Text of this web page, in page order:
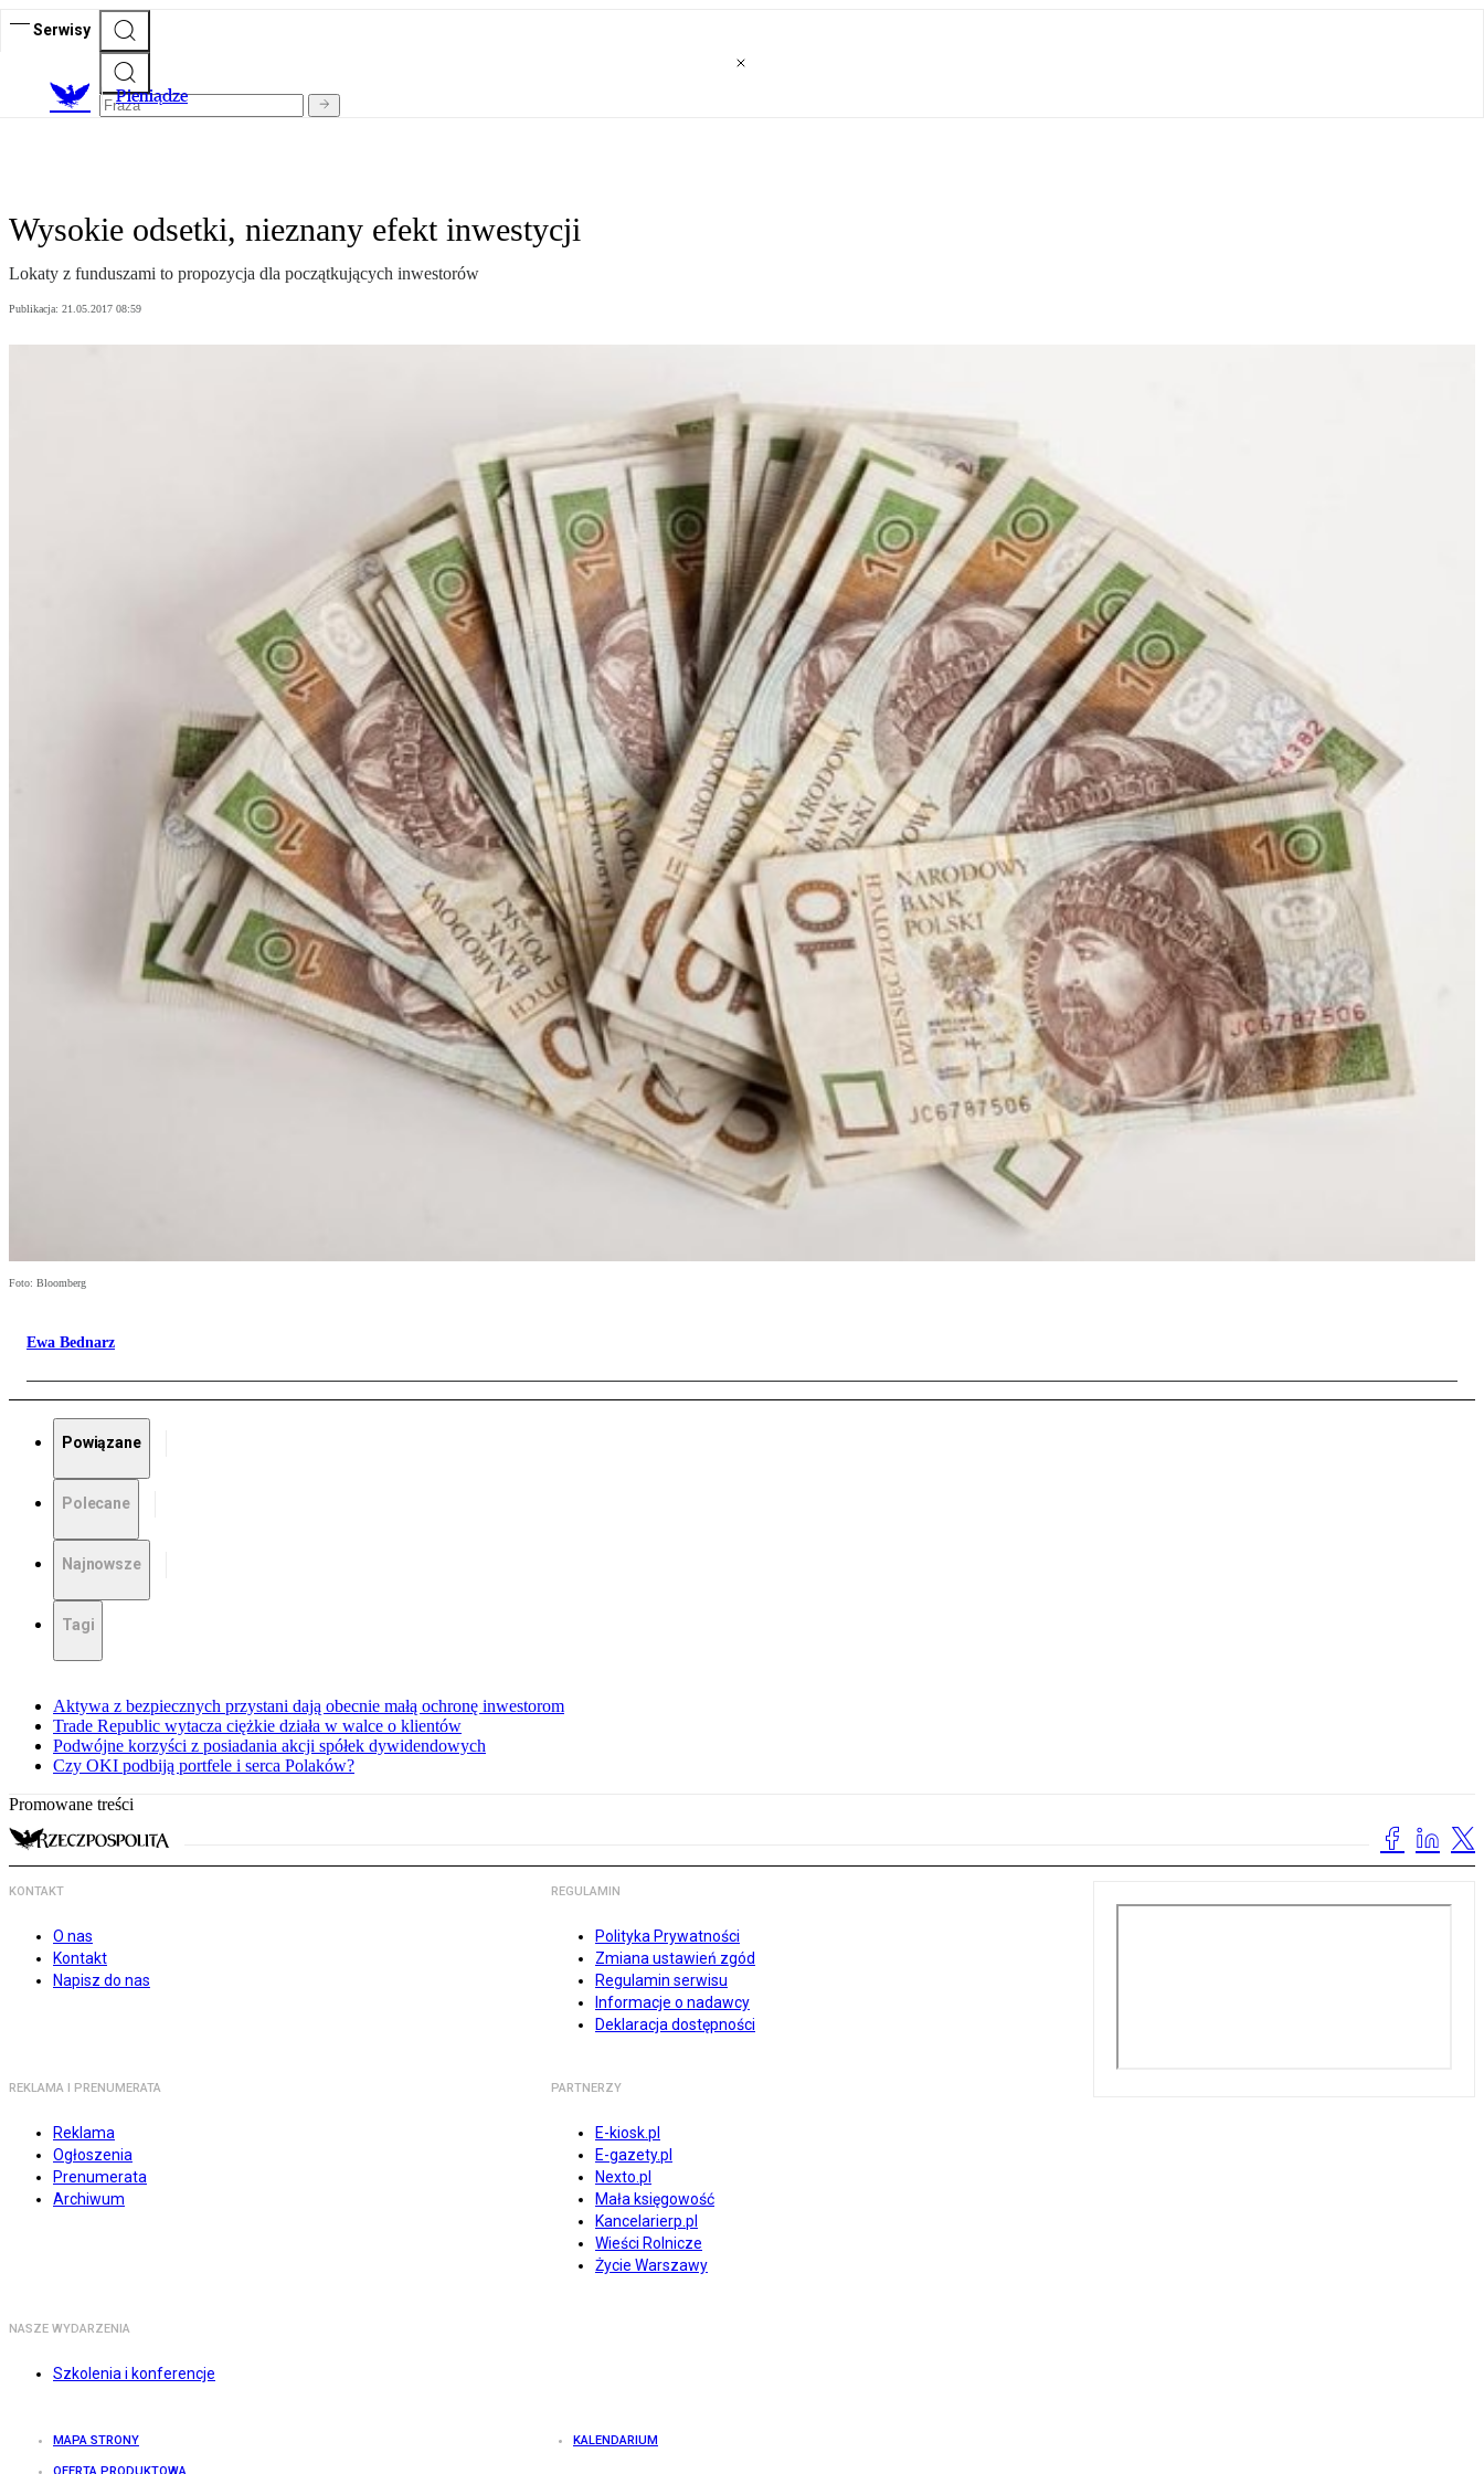
Serwisy
Pieniądze
Wysokie odsetki, nieznany efekt inwestycji
Lokaty z funduszami to propozycja dla początkujących inwestorów
Publikacja: 21.05.2017 08:59
Foto: Bloomberg
Ewa Bednarz
Powiązane
Polecane
Najnowsze
Tagi
Aktywa z bezpiecznych przystani dają obecnie małą ochronę inwestorom
Trade Republic wytacza ciężkie działa w walce o klientów
Podwójne korzyści z posiadania akcji spółek dywidendowych
Czy OKI podbiją portfele i serca Polaków?
Promowane treści
KONTAKT
O nas
Kontakt
Napisz do nas
REGULAMIN
Polityka Prywatności
Zmiana ustawień zgód
Regulamin serwisu
Informacje o nadawcy
Deklaracja dostępności
REKLAMA I PRENUMERATA
Reklama
Ogłoszenia
Prenumerata
Archiwum
PARTNERZY
E-kiosk.pl
E-gazety.pl
Nexto.pl
Mała księgowość
Kancelarierp.pl
Wieści Rolnicze
Życie Warszawy
NASZE WYDARZENIA
Szkolenia i konferencje
MAPA STRONY KALENDARIUM